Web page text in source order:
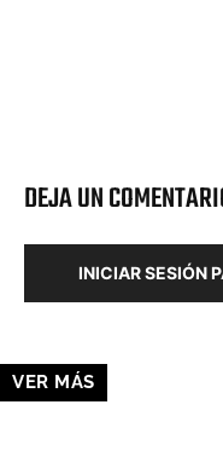
DEJA UN
INICIAR SESIÓN
VER MÁS